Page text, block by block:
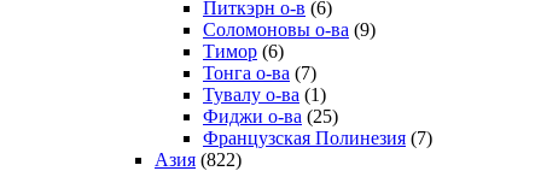
Питкэрн о-в (6)
Соломоновы о-ва (9)
Тимор (6)
Тонга о-ва (7)
Тувалу о-ва (1)
Фиджи о-ва (25)
Французская Полинезия (7)
Азия (822)